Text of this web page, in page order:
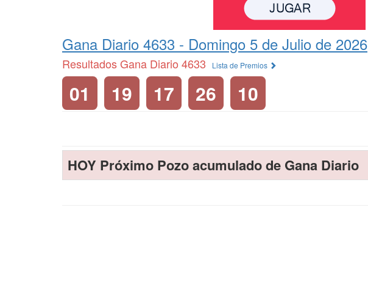
Gana Diario 4633 - Domingo 5 de Julio de 2026
Resultados Gana Diario 4633 Lista de Premios
01 19 17 26 10
HOY Próximo Pozo acumulado de Gana Diario